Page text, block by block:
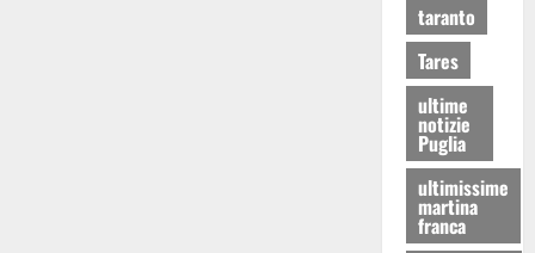
taranto
Tares
ultime
notizie
Puglia
ultimissime
martina
franca